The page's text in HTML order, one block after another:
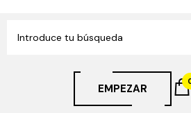
EMPEZAR